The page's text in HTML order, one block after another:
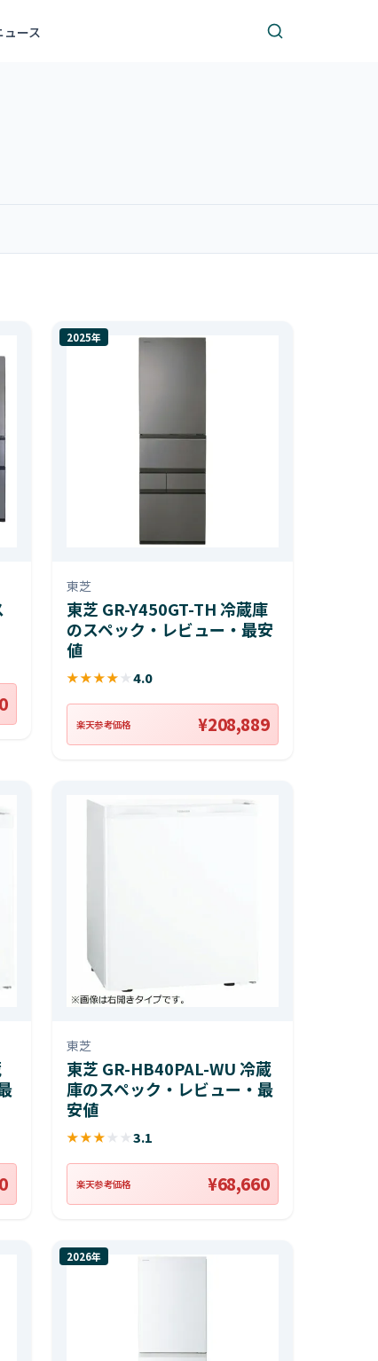
ュース
2025年
東芝
東芝 GR-Y450GT-TH 冷蔵庫
のスペック・レビュー・最安
値
★★★★ ★4.0
楽天参考価格 ¥208,889
東芝
東芝 GR-HB40PAL-WU 冷蔵
庫のスペック・レビュー・最
安値
★★★ ★ ★3.1
楽天参考価格 ¥68,660
2026年